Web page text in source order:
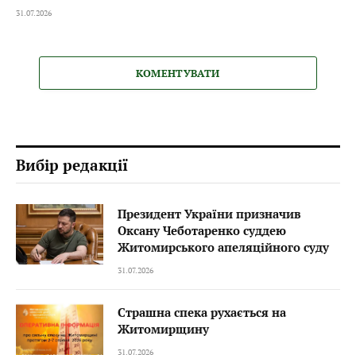
31.07.2026
КОМЕНТУВАТИ
Вибір редакції
Президент України призначив
Оксану Чеботаренко суддею
Житомирського апеляційного суду
31.07.2026
Страшна спека рухається на
Житомирщину
31.07.2026